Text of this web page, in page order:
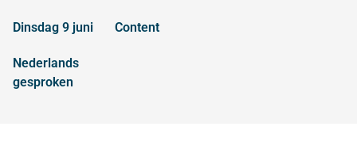
dinsdag 9 juni content
Nederlands
gesproken